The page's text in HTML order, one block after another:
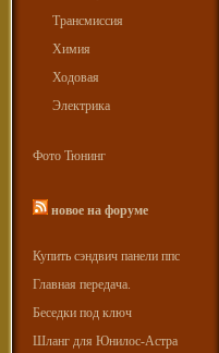
Трансмиссия
Химия
Ходовая
Электрика
Фото Тюнинг
новое на форуме
Купить сэндвич панели ппс
Главная передача.
Беседки под ключ
Шланг для Юнилос-Астра